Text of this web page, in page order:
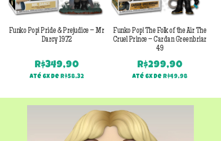
Funko Pop! Pride & Prejudice – Mr
Darcy 1972
R$349,90
Até 6x de R$58,32
Funko Pop! The Folk of the Air The
Cruel Prince – Cardan Greenbriar
49
R$299,90
Até 6x de R$49,98